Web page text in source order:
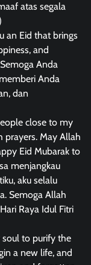
atas segala
an Eid that brings
and
Anda
Anda
dan
close to my
prayers. May Allah
Eid Mubarak to
menjangkau
aku selalu
Semoga Allah
Raya Idul Fitri
to purify the
a new life, and